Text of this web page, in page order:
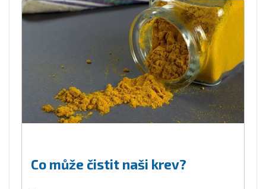
Co může čistit naši krev?